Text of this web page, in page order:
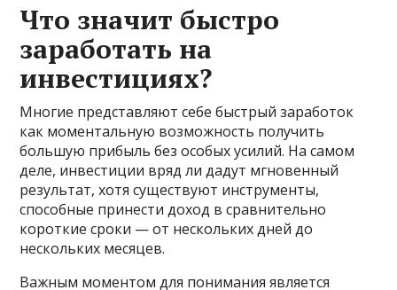
Что значит быстро
заработать на
инвестициях?
Многие представляют себе быстрый заработок
как моментальную возможность получить
большую прибыль без особых усилий. На самом
деле, инвестиции вряд ли дадут мгновенный
результат, хотя существуют инструменты,
способные принести доход в сравнительно
короткие сроки — от нескольких дней до
нескольких месяцев.
Важным моментом для понимания является